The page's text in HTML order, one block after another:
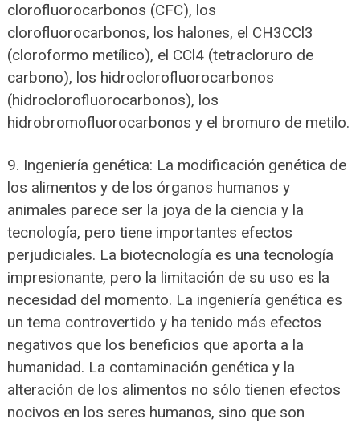
clorofluorocarbonos (CFC), los
clorofluorocarbonos, los halones, el CH3CCl3
(cloroformo metílico), el CCl4 (tetracloruro de
carbono), los hidroclorofluorocarbonos
(hidroclorofluorocarbonos), los
hidrobromofluorocarbonos y el bromuro de metilo.
9. Ingeniería genética: La modificación genética de
los alimentos y de los órganos humanos y
animales parece ser la joya de la ciencia y la
tecnología, pero tiene importantes efectos
perjudiciales. La biotecnología es una tecnología
impresionante, pero la limitación de su uso es la
necesidad del momento. La ingeniería genética es
un tema controvertido y ha tenido más efectos
negativos que los beneficios que aporta a la
humanidad. La contaminación genética y la
alteración de los alimentos no sólo tienen efectos
nocivos en los seres humanos, sino que son